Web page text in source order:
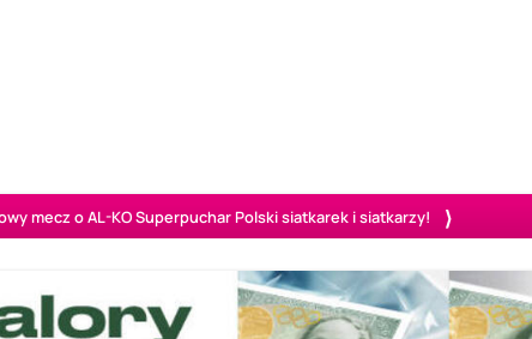
mecz o AL-KO Superpuchar Polski siatkarek i siatkarzy!